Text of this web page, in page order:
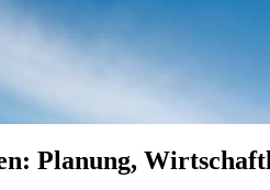
Planung,